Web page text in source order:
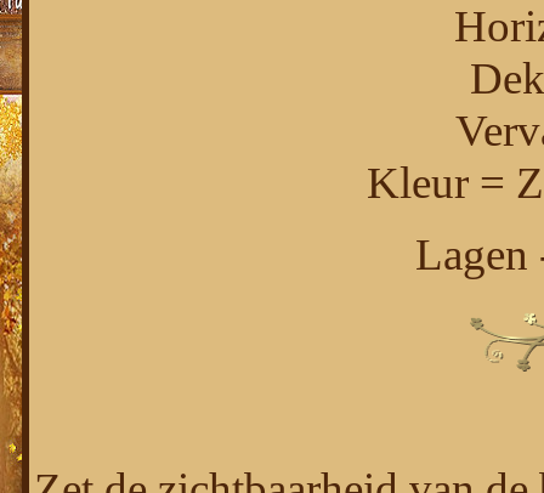
Kleur =
Lagen